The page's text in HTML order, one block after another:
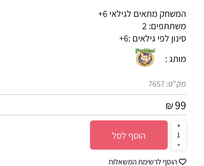
המשחק מתאים לגילאי 6+
משתתפים: 2
סינון לפי גילאים :6+
מק"ט: 7657
הוסף לסל